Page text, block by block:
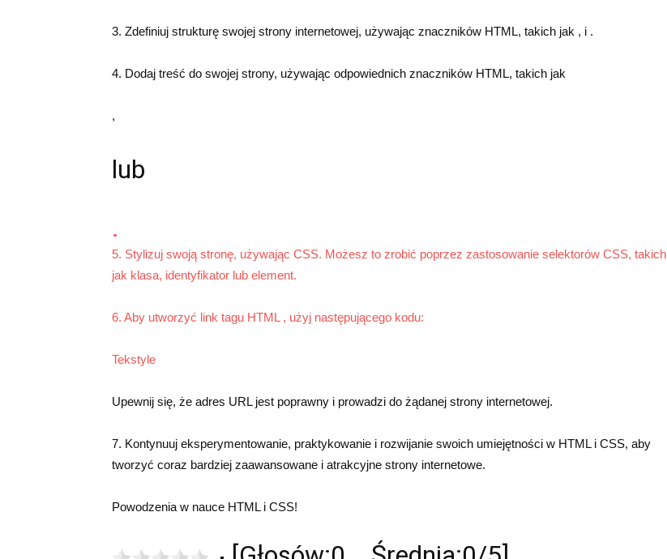
3. Zdefiniuj strukturę swojej strony internetowej, używając znaczników HTML, takich jak , i .
4. Dodaj treść do swojej strony, używając odpowiednich znaczników HTML, takich jak
,
lub
.
5. Stylizuj swoją stronę, używając CSS. Możesz to zrobić poprzez zastosowanie selektorów CSS, takich
jak klasa, identyfikator lub element.
6. Aby utworzyć link tagu HTML , użyj następującego kodu:
Tekstyle
Upewnij się, że adres URL jest poprawny i prowadzi do żądanej strony internetowej.
7. Kontynuuj eksperymentowanie, praktykowanie i rozwijanie swoich umiejętności w HTML i CSS, aby
tworzyć coraz bardziej zaawansowane i atrakcyjne strony internetowe.
Powodzenia w nauce HTML i CSS!